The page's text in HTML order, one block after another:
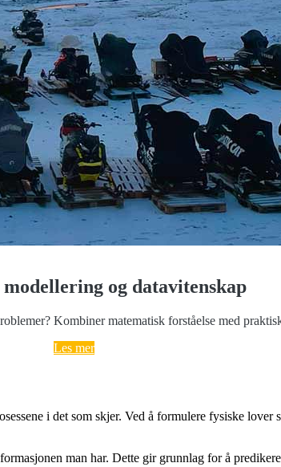
og datavitenskap
Kombiner matematisk forståelse med
Les mer
i det som skjer. Ved å formulere fysiske
man har. Dette gir grunnlag for å